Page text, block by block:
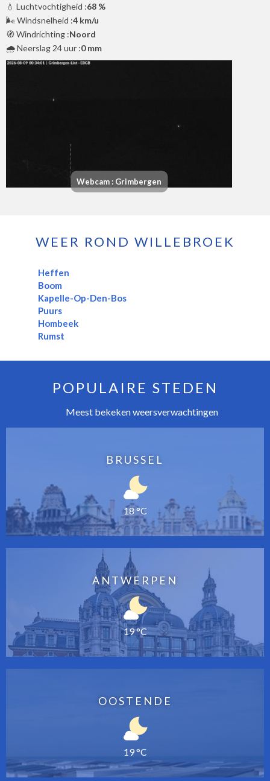
💧 Luchtvochtigheid :68 %
🌬️ Windsnelheid :4 km/u
🧭 Windrichting :Noord
🌧️ Neerslag 24 uur :0 mm
Webcam : Grimbergen
WEER ROND WILLEBROEK
Heffen
Boom
Kapelle-Op-Den-Bos
Puurs
Hombeek
Rumst
POPULAIRE STEDEN
Meest bekeken weersverwachtingen
BRUSSEL
18 °C
ANTWERPEN
19 °C
OOSTENDE
19 °C